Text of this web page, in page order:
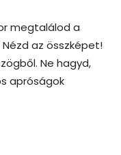
megtalálod a
az összképet!
Ne hagyd,
apróságok